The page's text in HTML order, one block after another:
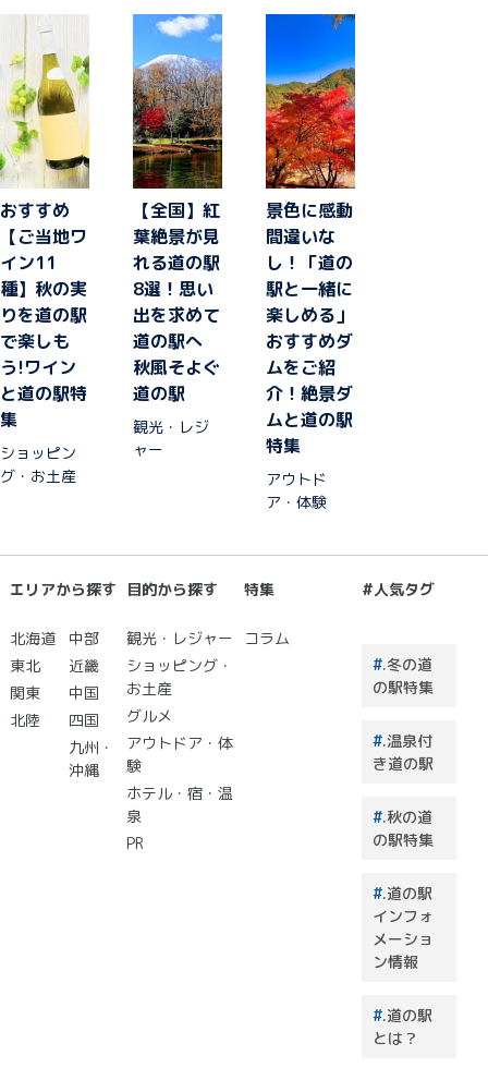
買える
道の駅
２０
選 道
の駅で
買うも
のはこ
れで決
まり！
おすすめ
【ご当地ワ
イン11
種】秋の実
りを道の駅
で楽しも
う!ワイン
と道の駅特
集
ショッピン
グ・お土産
【全国】紅
葉絶景が見
れる道の駅
8選！思い
出を求めて
道の駅へ
秋風そよぐ
道の駅
観光・レジ
ャー
景色に感動
間違いな
し！「道の
駅と一緒に
楽しめる」
おすすめダ
ムをご紹
介！絶景ダ
ムと道の駅
特集
アウトド
ア・体験
エリアから探す
北海道
東北
関東
北陸
中部
近畿
中国
四国
九州・
沖縄
目的から探す
観光・レジャー
ショッピング・
お土産
グルメ
アウトドア・体
験
ホテル・宿・温
泉
PR
特集
コラム
#人気タグ
.冬の道
の駅特集
.温泉付
き道の駅
.秋の道
の駅特集
.道の駅
インフォ
メーショ
ン情報
.道の駅
とは？